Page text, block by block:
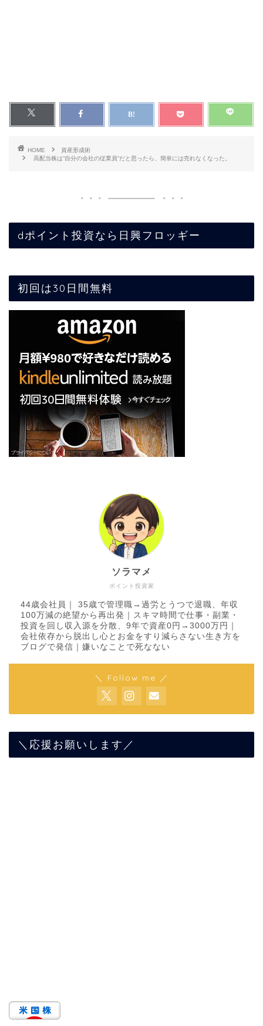
HOME
資産形成術
高配当株は“自分の会社の従業員”だと思ったら、簡単には売れなくなった。
dポイント投資なら日興フロッギー
初回は30日間無料
ポイント投資家
ソラマメ
44歳会社員｜ 35歳で管理職→過労とうつで退職、年収
100万減の絶望から再出発｜スキマ時間で仕事・副業・
投資を回し収入源を分散、9年で資産0円→3000万円｜
会社依存から脱出し心とお金をすり減らさない生き方を
ブログで発信｜嫌いなことで死なない
＼ Follow me ／
＼応援お願いします／